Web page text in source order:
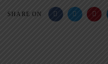
SHARE ON